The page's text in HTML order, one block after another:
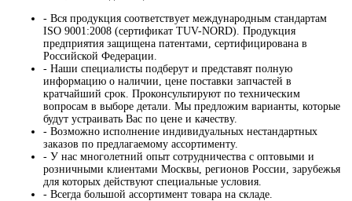
- Вся продукция соответствует международным стандартам
ISO 9001:2008 (сертификат TUV-NORD). Продукция
предприятия защищена патентами, сертифицирована в
Российской Федерации.
- Наши специалисты подберут и представят полную
информацию о наличии, цене поставки запчастей в
кратчайший срок. Проконсультируют по техническим
вопросам в выборе детали. Мы предложим варианты, которые
будут устраивать Вас по цене и качеству.
- Возможно исполнение индивидуальных нестандартных
заказов по предлагаемому ассортименту.
- У нас многолетний опыт сотрудничества с оптовыми и
розничными клиентами Москвы, регионов России, зарубежья
для которых действуют специальные условия.
- Всегда большой ассортимент товара на складе.